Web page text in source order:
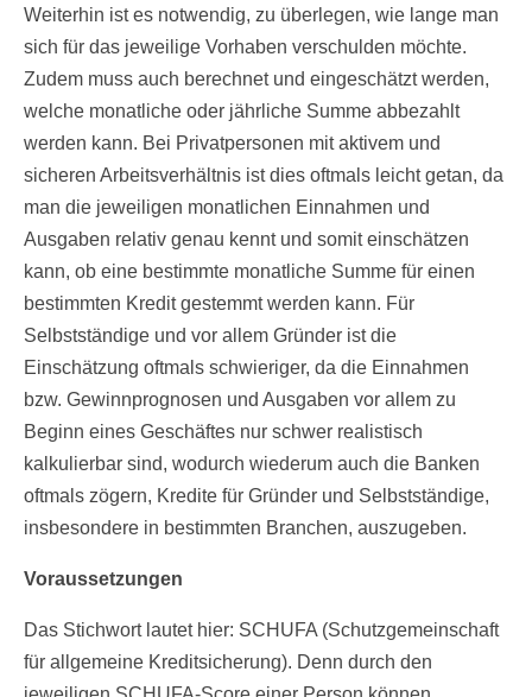
Weiterhin ist es notwendig, zu überlegen, wie lange man
sich für das jeweilige Vorhaben verschulden möchte.
Zudem muss auch berechnet und eingeschätzt werden,
welche monatliche oder jährliche Summe abbezahlt
werden kann. Bei Privatpersonen mit aktivem und
sicheren Arbeitsverhältnis ist dies oftmals leicht getan, da
man die jeweiligen monatlichen Einnahmen und
Ausgaben relativ genau kennt und somit einschätzen
kann, ob eine bestimmte monatliche Summe für einen
bestimmten Kredit gestemmt werden kann. Für
Selbstständige und vor allem Gründer ist die
Einschätzung oftmals schwieriger, da die Einnahmen
bzw. Gewinnprognosen und Ausgaben vor allem zu
Beginn eines Geschäftes nur schwer realistisch
kalkulierbar sind, wodurch wiederum auch die Banken
oftmals zögern, Kredite für Gründer und Selbstständige,
insbesondere in bestimmten Branchen, auszugeben.
Voraussetzungen
Das Stichwort lautet hier: SCHUFA (Schutzgemeinschaft
für allgemeine Kreditsicherung). Denn durch den